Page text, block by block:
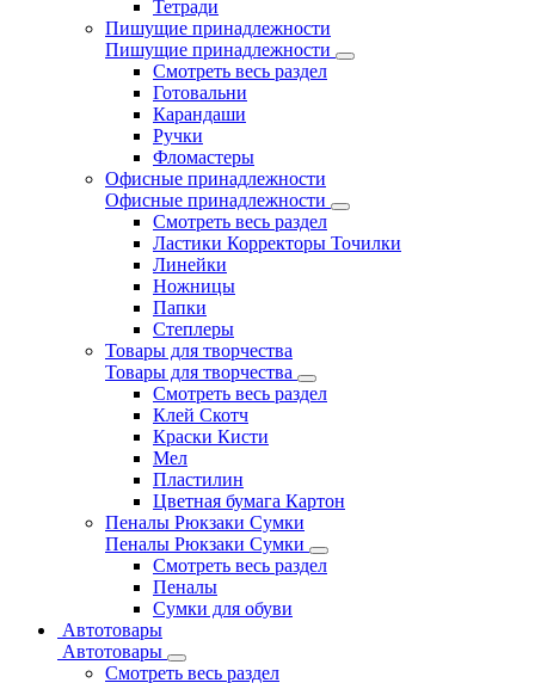
Тетради
Пишущие принадлежности
Пишущие принадлежности
Смотреть весь раздел
Готовальни
Карандаши
Ручки
Фломастеры
Офисные принадлежности
Офисные принадлежности
Смотреть весь раздел
Ластики Корректоры Точилки
Линейки
Ножницы
Папки
Степлеры
Товары для творчества
Товары для творчества
Смотреть весь раздел
Клей Скотч
Краски Кисти
Мел
Пластилин
Цветная бумага Картон
Пеналы Рюкзаки Сумки
Пеналы Рюкзаки Сумки
Смотреть весь раздел
Пеналы
Сумки для обуви
Автотовары
Автотовары
Смотреть весь раздел